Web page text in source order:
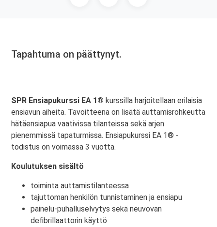
Tapahtuma on päättynyt.
SPR Ensiapukurssi EA 1® kurssilla harjoitellaan erilaisia
ensiavun aiheita. Tavoitteena on lisätä auttamisrohkeutta
hätäensiapua vaativissa tilanteissa sekä arjen
pienemmissä tapaturmissa. Ensiapukurssi EA 1® -
todistus on voimassa 3 vuotta.
Koulutuksen sisältö
toiminta auttamistilanteessa
tajuttoman henkilön tunnistaminen ja ensiapu
painelu-puhalluselvytys sekä neuvovan
defibrillaattorin käyttö